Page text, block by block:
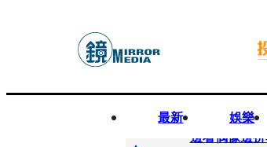
最新 娛樂
快訊
邊看偶像邊